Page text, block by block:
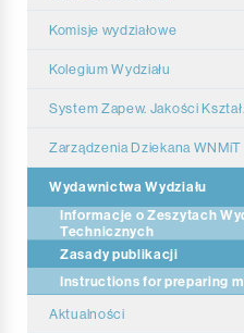
Komisje wydziałowe
Kolegium Wydziału
System Zapew. Jakości Kształ.
Zarządzenia Dziekana WNMiT
Zarządzenia Dziekana WNMiT
Zarządzenia Dziekana WNMiT
Zarządzenia Dziekana
Wydawnictwa Wydziału
Informacje o Zeszytach
Technicznych
Zasady publikacji
Instructions for preparing
Aktualności